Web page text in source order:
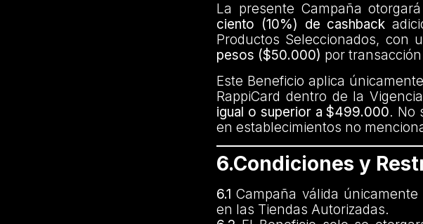
La presente Campaña
ciento (10%) de cashback
Productos Seleccionados, con
pesos ($50.000) por
Este Beneficio aplica
RappiCard dentro de la
igual o superior a $499.000. No
en establecimientos no
6.Condiciones y
6.1Campaña válida
en las Tiendas Autorizadas.